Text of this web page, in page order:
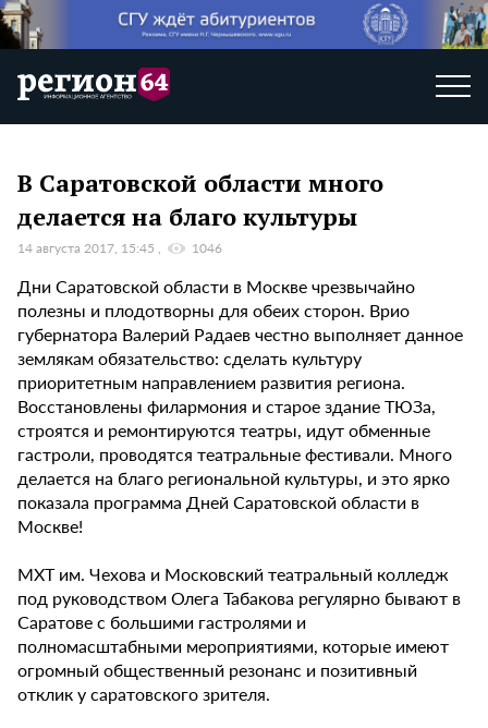
В Саратовской области много
делается на благо культуры
14 августа 2017, 15:45 1046
Дни Саратовской области в Москве чрезвычайно
полезны и плодотворны для обеих сторон. Врио
губернатора Валерий Радаев честно выполняет данное
землякам обязательство: сделать культуру
приоритетным направлением развития региона.
Восстановлены филармония и старое здание ТЮЗа,
строятся и ремонтируются театры, идут обменные
гастроли, проводятся театральные фестивали. Много
делается на благо региональной культуры, и это ярко
показала программа Дней Саратовской области в
Москве!
МХТ им. Чехова и Московский театральный колледж
под руководством Олега Табакова регулярно бывают в
Саратове с большими гастролями и
полномасштабными мероприятиями, которые имеют
огромный общественный резонанс и позитивный
отклик у саратовского зрителя.